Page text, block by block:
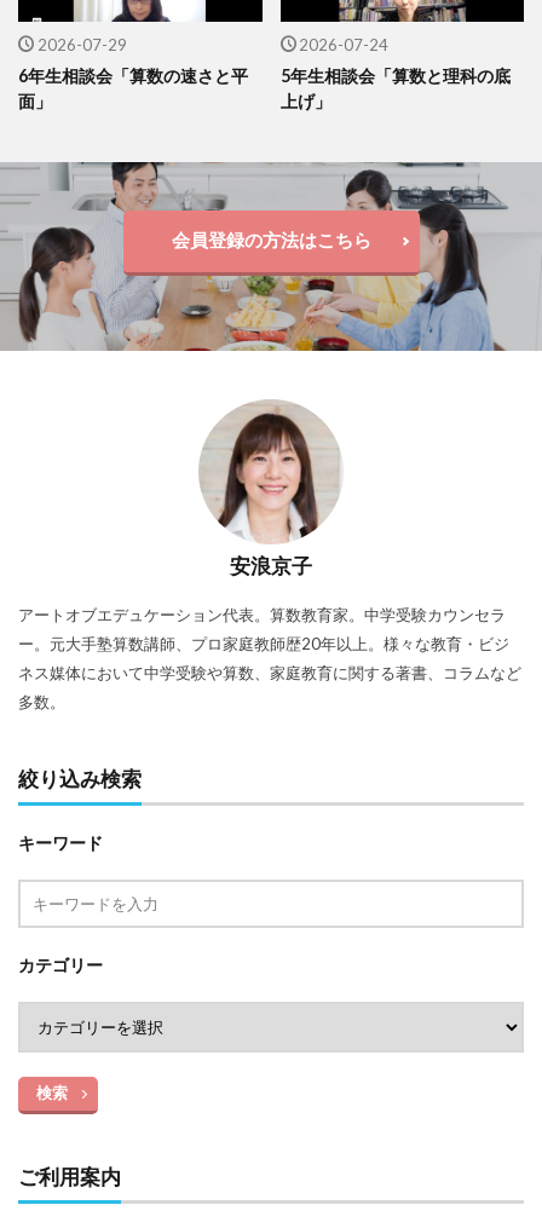
2026-07-29
6年生相談会「算数の速さと平
面」
2026-07-24
5年生相談会「算数と理科の底
上げ」
会員登録の方法はこちら
安浪京子
アートオブエデュケーション代表。算数教育家。中学受験カウンセラ
ー。元大手塾算数講師、プロ家庭教師歴20年以上。様々な教育・ビジ
ネス媒体において中学受験や算数、家庭教育に関する著書、コラムなど
多数。
絞り込み検索
キーワード
カテゴリー
検索
ご利用案内